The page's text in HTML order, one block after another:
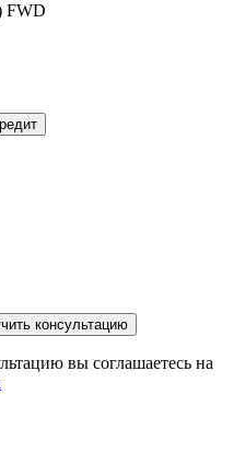
FWD
консультацию
вы соглашаетесь на